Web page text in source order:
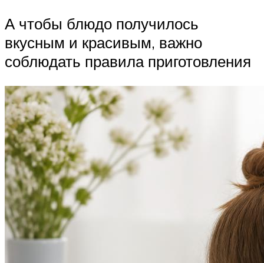
А чтобы блюдо получилось
вкусным и красивым, важно
соблюдать правила приготовления